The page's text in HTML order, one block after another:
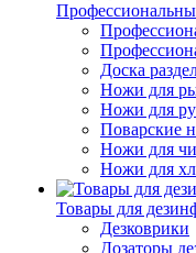
Доска
Ножи для
Ножи для
Поварские
Ножи для
Ножи для
Товары для
Дезковрики
Дозаторы